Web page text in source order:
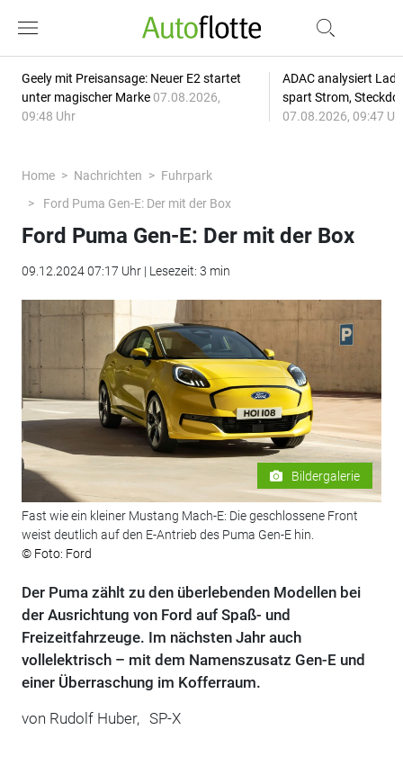
Geely mit Preisansage: Neuer E2 startet
unter magischer Marke 07.08.2026,
09:48 Uhr
ADAC analysiert
spart Strom,
07.08.2026, 09:47
Home Nachrichten
Fuhrpark
Ford Puma Gen-E: Der mit der Box
Ford Puma Gen-E: Der mit der Box
09.12.2024 07:17 Uhr | Lesezeit: 3 min
Bildergalerie
Fast wie ein kleiner Mustang Mach-E: Die geschlossene Front
weist deutlich auf den E-Antrieb des Puma Gen-E hin.
© Foto: Ford
Der Puma zählt zu den überlebenden Modellen bei
der Ausrichtung von Ford auf Spaß- und
Freizeitfahrzeuge. Im nächsten Jahr auch
vollelektrisch – mit dem Namenszusatz Gen-E und
einer Überraschung im Kofferraum.
von Rudolf Huber, SP-X